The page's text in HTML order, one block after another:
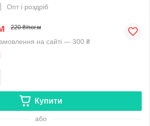
Опт і роздріб
220 ₴/пог.м
на сайті — 300 ₴
Купити
або